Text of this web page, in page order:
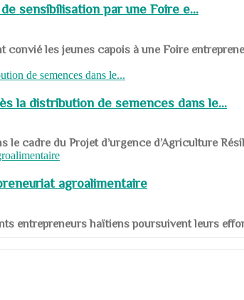
sensibilisation par une Foire e...
les jeunes capois à une Foire
la distribution de semences dans le...
cadre du Projet d’urgence d’Agriculture
agroalimentaire
entrepreneurs haïtiens poursuivent leurs